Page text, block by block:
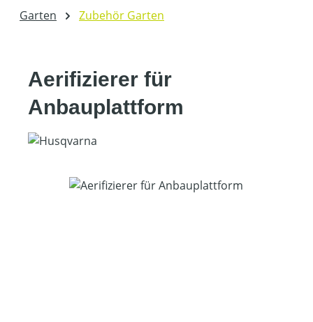
Garten Zubehör Garten
Aerifizierer für
Anbauplattform
Bildergalerie überspringen